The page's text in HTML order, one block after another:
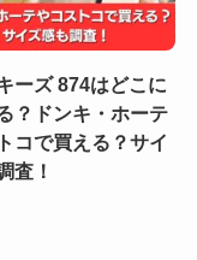
ーズ 874はどこに
？ドンキ・ホーテ
コで買える？サイ
査！